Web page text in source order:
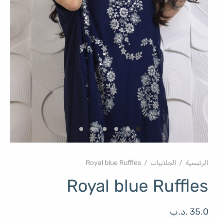
الرئيسية / الجلابيات /
Royal blue Ruffles
35.0 .د.ب